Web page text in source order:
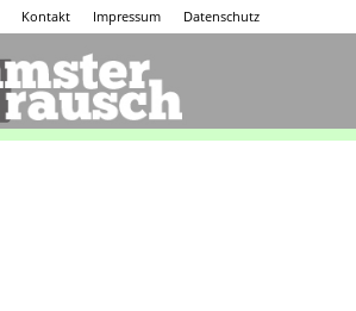
Kontakt Impressum Datenschutz